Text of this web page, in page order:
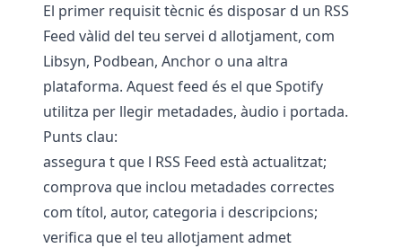
El primer requisit tècnic és disposar d un RSS
Feed vàlid del teu servei d allotjament, com
Libsyn, Podbean, Anchor o una altra
plataforma. Aquest feed és el que Spotify
utilitza per llegir metadades, àudio i portada.
Punts clau:
assegura t que l RSS Feed està actualitzat;
comprova que inclou metadades correctes
com títol, autor, categoria i descripcions;
verifica que el teu allotjament admet